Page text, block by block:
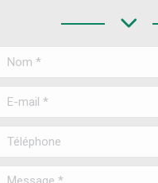
Nom *
E-mail *
Téléphone
Message *